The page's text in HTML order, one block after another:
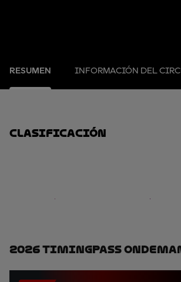
RESUMEN INFORMACIÓN DEL
clasificación
2026 TimingPass